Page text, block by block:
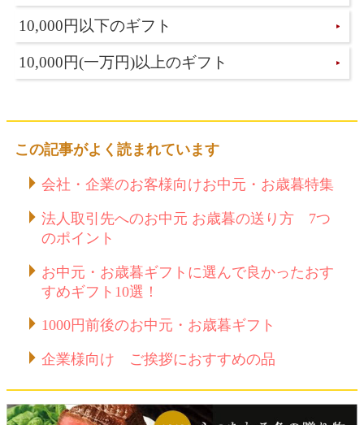
10,000円以下のギフト
10,000円(一万円)以上のギフト
この記事がよく読まれています
会社・企業のお客様向けお中元・お歳暮特集
法人取引先へのお中元 お歳暮の送り方 7つ
のポイント
お中元・お歳暮ギフトに選んで良かったおす
すめギフト10選！
1000円前後のお中元・お歳暮ギフト
企業様向け ご挨拶におすすめの品